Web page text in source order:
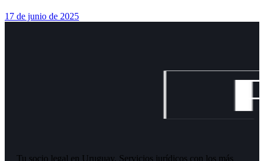
17 de junio de 2025
Tu socio legal en Uruguay. Servicios jurídicos con los más